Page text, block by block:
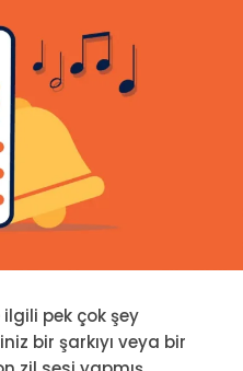
pek çok şey
bir şarkıyı veya bir